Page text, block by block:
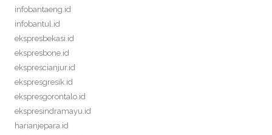
infobantaeng.id
infobantul.id
ekspresbekasi.id
ekspresbone.id
eksprescianjur.id
ekspresgresik.id
ekspresgorontalo.id
ekspresindramayu.id
harianjepara.id